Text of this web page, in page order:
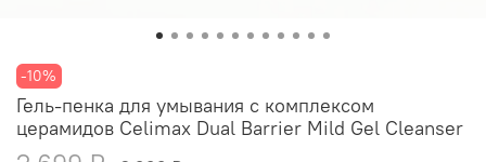
-10%
Гель-пенка для умывания с комплексом
церамидов Celimax Dual Barrier Mild Gel Cleanser